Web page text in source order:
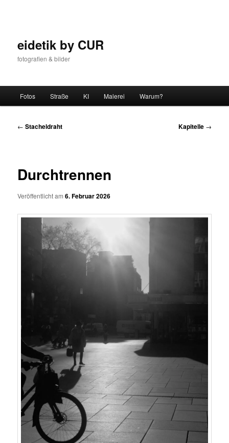
eidetik by CUR
fotografien & bilder
Fotos Straße KI Malerei Warum?
Beitrags-
← Stacheldraht Kapitelle →
Durchtrennen
Veröffentlicht am6. Februar 2026